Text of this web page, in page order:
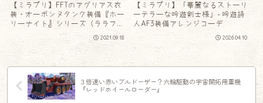
【ミラプリ】FFTのアグリアス衣
装・オーボンヌタンク装備『ホー
リーナイト』シリーズ（ララフェ
2021.09.18
【ミラプリ】「華麗なるストーリ
ーテラーな吟遊剣士様」- 吟遊詩
人AF3装備アレンジコーデ
2026.04.10
３倍速い赤いブルドーザー？六輪駆動の宇宙開拓用重機
『レッドホイールローダー』